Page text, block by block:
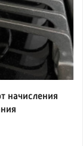
начисления